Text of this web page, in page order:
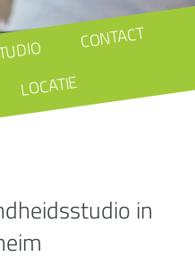
CONTACT
LOCATIE
in